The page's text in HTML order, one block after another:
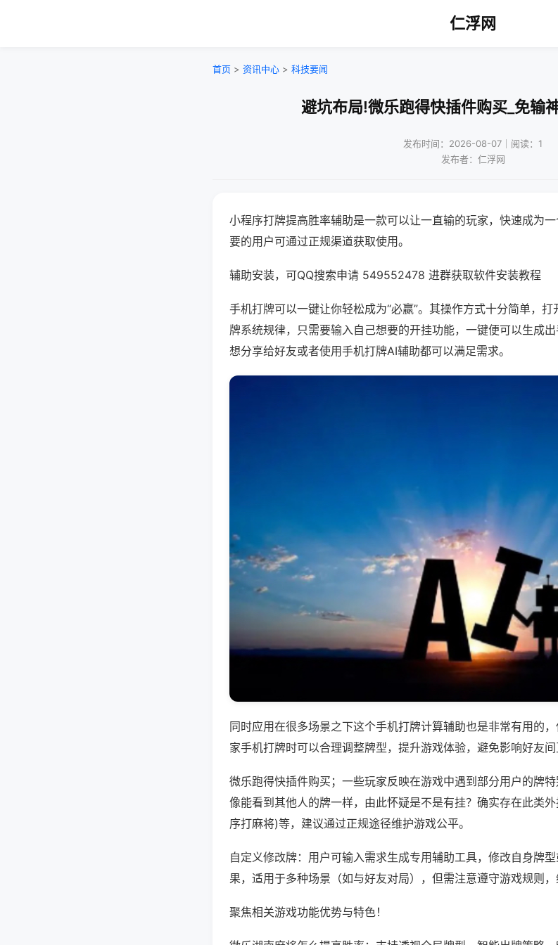
仁浮网
首页 > 资讯中心 > 科技要闻
避坑布局!微乐跑得快插件购买_免输
发布时间：2026-08-07｜阅读：1
发布者：仁浮网
小程序打牌提高胜率辅助是一款可以让一直输的玩家，快速成为
要的用户可通过正规渠道获取使用。
辅助安装，可QQ搜索申请 549552478 进群获取软件安装教程
手机打牌可以一键让你轻松成为“必赢”。其操作方式十分简单，
牌系统规律，只需要输入自己想要的开挂功能，一键便可以生成
想分享给好友或者使用手机打牌AI辅助都可以满足需求。
同时应用在很多场景之下这个手机打牌计算辅助也是非常有用的
家手机打牌时可以合理调整牌型，提升游戏体验，避免影响好友间
微乐跑得快插件购买；一些玩家反映在游戏中遇到部分用户的牌
像能看到其他人的牌一样，由此怀疑是不是有挂？确实存在此类
序打麻将)等，建议通过正规途径维护游戏公平。
自定义修改牌：用户可输入需求生成专用辅助工具，修改自身牌
果，适用于多种场景（如与好友对局），但需注意遵守游戏规则，
聚焦相关游戏功能优势与特色！